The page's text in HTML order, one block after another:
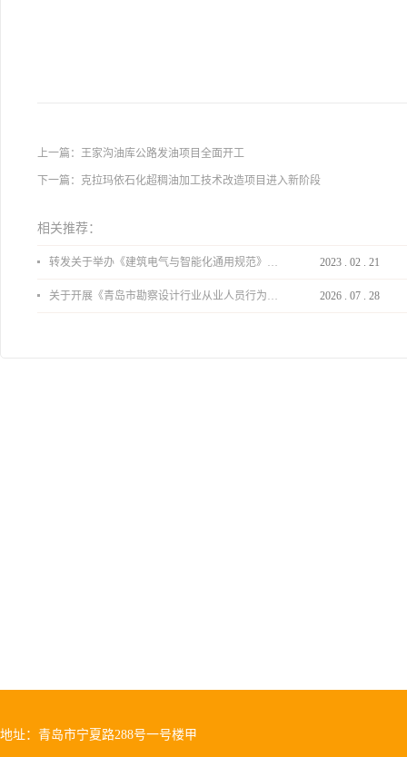
上一篇： 王家沟油库公路发油项目全面开工
下一篇： 克拉玛依石化超稠油加工技术改造项目进入新阶段
相关推荐：
转发关于举办《建筑电气与智能化通用规范》 GB55024-2022公益宣贯的通知 2023 . 02 . 21
关于开展《青岛市勘察设计行业从业人员行为导则》、《青岛市住宅工程设计审查品质提升指引（2026版）》宣贯活动的通知 2026 . 07 . 28
地址：青岛市宁夏路288号一号楼甲